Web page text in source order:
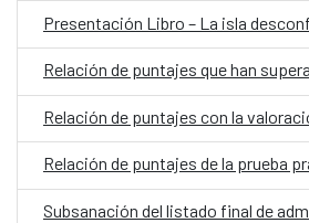
Relación de puntajes de la prueba